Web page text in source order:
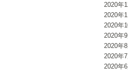
2020年
2020年
2020年
2020年9
2020年8
2020年7
2020年6